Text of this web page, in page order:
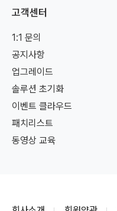
고객센터
1:1 문의
공지사항
업그레이드
솔루션 초기화
이벤트 클라우드
패치리스트
동영상 교육